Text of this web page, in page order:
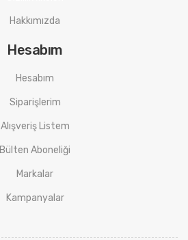
Hakkımızda
Hesabım
Hesabım
Siparişlerim
Alışveriş Listem
Bülten Aboneliği
Markalar
Kampanyalar